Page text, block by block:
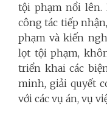
tội phạm nổi lên.
công tác tiếp
phạm và kiến
lọt tội phạm,
triển khai các
minh, giải quyết
với các vụ án, vụ